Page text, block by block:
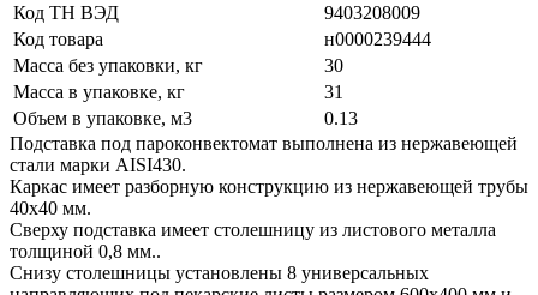
Код ТН ВЭД
9403208009
Код товара
н0000239444
Масса без упаковки, кг
30
Масса в упаковке, кг
31
Объем в упаковке, м3
0.13
Подставка под пароконвектомат выполнена из нержавеющей
стали марки AISI430.
Каркас имеет разборную конструкцию из нержавеющей трубы
40х40 мм.
Сверху подставка имеет столешницу из листового металла
толщиной 0,8 мм..
Снизу столешницы установлены 8 универсальных